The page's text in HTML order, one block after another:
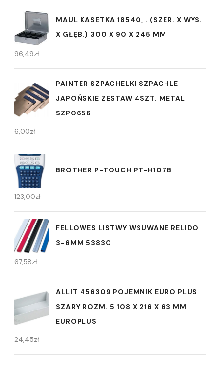
MAUL KASETKA 18540, . (SZER. X WYS.
X GŁĘB.) 300 X 90 X 245 MM
96,49zł
PAINTER SZPACHELKI SZPACHLE
JAPOŃSKIE ZESTAW 4SZT. METAL
SZP0656
6,00zł
BROTHER P-TOUCH PT-H107B
123,00zł
FELLOWES LISTWY WSUWANE RELIDO
3-6MM 53830
67,58zł
ALLIT 456309 POJEMNIK EURO PLUS
SZARY ROZM. 5 108 X 216 X 63 MM
EUROPLUS
24,45zł